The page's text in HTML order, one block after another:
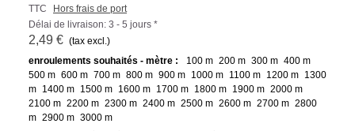
TTC
Hors frais de port
Délai de livraison: 3 - 5 jours *
2,49 € (tax excl.)
enroulements souhaités - mètre :
100 m 200 m 300 m 400 m
500 m 600 m 700 m 800 m 900 m 1000 m 1100 m 1200 m 1300
m 1400 m 1500 m 1600 m 1700 m 1800 m 1900 m 2000 m
2100 m 2200 m 2300 m 2400 m 2500 m 2600 m 2700 m 2800
m 2900 m 3000 m